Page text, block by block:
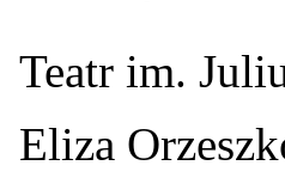
Teatr im.
Eliza